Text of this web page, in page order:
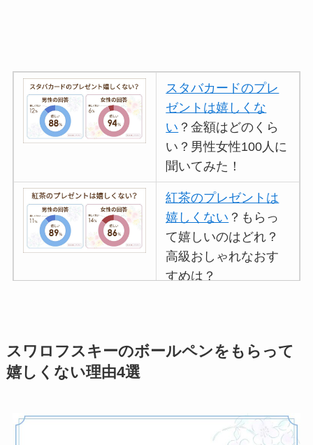
スタバカードのプレ
ゼントは嬉しくな
い ？金額はどのくら
い？男性女性100人に
聞いてみた！
紅茶のプレゼントは
嬉しくない ？もらっ
て嬉しいのはどれ？
高級おしゃれなおす
すめは？
いらない？男性女性
トは嬉しくない？重
いしもらってもいら
スワロフスキーのボールペンをもらって
嬉しくない理由4選